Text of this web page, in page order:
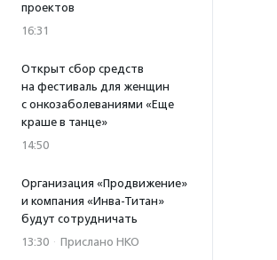
проектов
16:31
Открыт сбор средств
на фестиваль для женщин
с онкозаболеваниями «Еще
краше в танце»
14:50
Организация «Продвижение»
и компания «Инва-Титан»
будут сотрудничать
13:30 · Прислано НКО